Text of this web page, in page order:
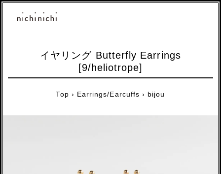
イヤリング Butterfly Earrings
[9/heliotrope]
Top › Earrings/Earcuffs › bijou